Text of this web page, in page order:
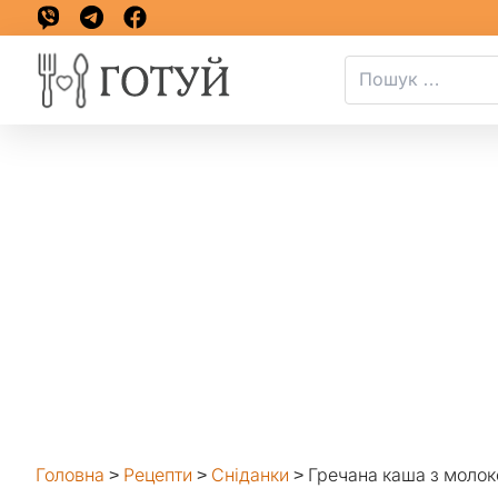
Головна > Рецепти > Сніданки > Гречана каша з